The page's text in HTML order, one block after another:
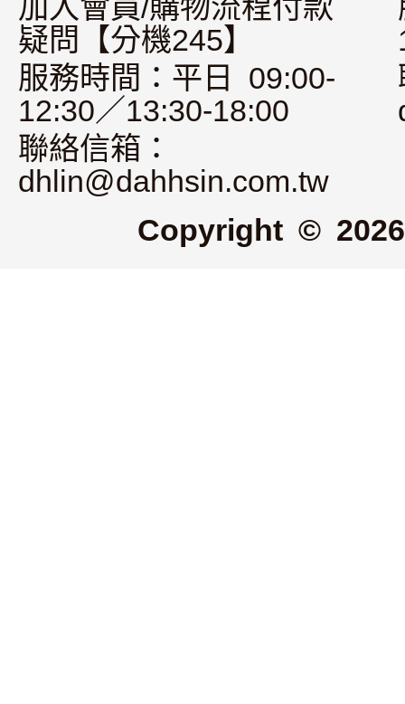
加入會員/購物流程付款
疑問【分機245】
服務時間：平日 09:00-
12:30／13:30-18:00
聯絡信箱：
dhlin@dahhsin.com.tw
Copyright ©